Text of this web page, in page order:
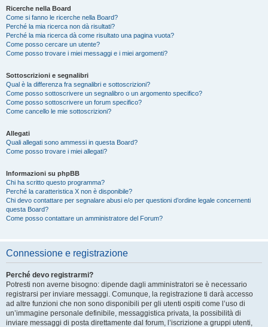
Ricerche nella Board
Come si fanno le ricerche nella Board?
Perché la mia ricerca non dà risultati?
Perché la mia ricerca dà come risultato una pagina vuota?
Come posso cercare un utente?
Come posso trovare i miei messaggi e i miei argomenti?
Sottoscrizioni e segnalibri
Qual è la differenza fra segnalibri e sottoscrizioni?
Come posso sottoscrivere un segnalibro o un argomento specifico?
Come posso sottoscrivere un forum specifico?
Come cancello le mie sottoscrizioni?
Allegati
Quali allegati sono ammessi in questa Board?
Come posso trovare i miei allegati?
Informazioni su phpBB
Chi ha scritto questo programma?
Perché la caratteristica X non è disponibile?
Chi devo contattare per segnalare abusi e/o per questioni d’ordine legale concernenti
questa Board?
Come posso contattare un amministratore del Forum?
Connessione e registrazione
Perché devo registrarmi?
Potresti non averne bisogno: dipende dagli amministratori se è necessario
registrarsi per inviare messaggi. Comunque, la registrazione ti darà accesso
ad altre funzioni che non sono disponibili per gli utenti ospiti come l’uso di
un’immagine personale definibile, messaggistica privata, la possibilità di
inviare messaggi di posta direttamente dal forum, l’iscrizione a gruppi utenti,